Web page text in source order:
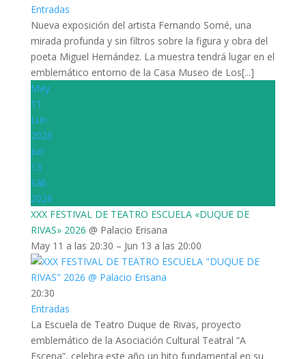
Entradas
Nueva exposición del artista Fernando Somé, una
mirada profunda y sin filtros sobre la figura y obra del
poeta Miguel Hernández. La muestra tendrá lugar en el
emblemático entorno de la Casa Museo de Los[...]
May
11
Lun
2026
Jun
13
Sáb
2026
XXX FESTIVAL DE TEATRO ESCUELA «DUQUE DE
RIVAS» 2026 @ Palacio Erisana
May 11 a las 20:30 – Jun 13 a las 20:00
20:30
Entradas
La Escuela de Teatro Duque de Rivas, proyecto
emblemático de la Asociación Cultural Teatral “A
Escena”, celebra este año un hito fundamental en su